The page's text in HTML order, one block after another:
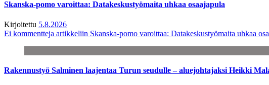
Skanska-pomo varoittaa: Datakeskustyömaita uhkaa osaajapula
Kirjoitettu 5.8.2026
Ei kommentteja artikkeliin Skanska-pomo varoittaa: Datakeskustyömaita uhkaa
Rakennustyö Salminen laajentaa Turun seudulle – aluejohtajaksi Heikki